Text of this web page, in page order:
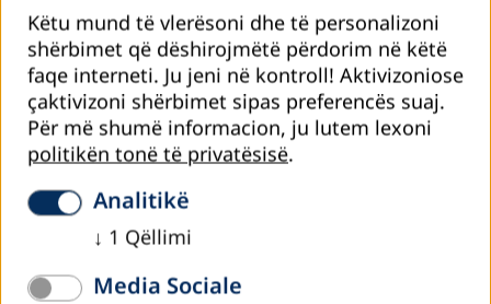
Këtu mund të vlerësoni dhe të personalizoni
shërbimet që dëshirojmëtë përdorim në këtë
faqe interneti. Ju jeni në kontroll! Aktivizoniose
çaktivizoni shërbimet sipas preferencës suaj.
Për më shumë informacion, ju lutem lexoni
politikën tonë të privatësisë.
Analitikë
↓ 1 Qëllimi
Media Sociale